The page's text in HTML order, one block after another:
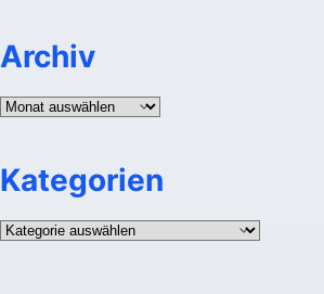
Archiv
Archiv
Kategorien
Kategorien